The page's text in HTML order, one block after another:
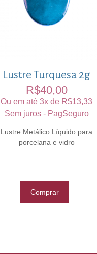
Lustre Turquesa 2g
R$40,00
Ou em até 3x de R$13,33
Sem juros - PagSeguro
Lustre Metálico Líquido para
porcelana e vidro
Comprar